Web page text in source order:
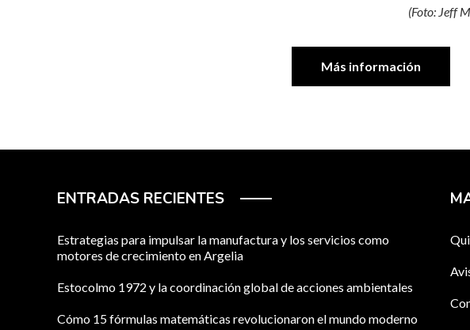
(Foto: Jeff
Más información
ENTRADAS RECIENTES
Estrategias para impulsar la manufactura y los servicios como
motores de crecimiento en Argelia
Estocolmo 1972 y la coordinación global de acciones ambientales
Cómo 15 fórmulas matemáticas revolucionaron el mundo moderno